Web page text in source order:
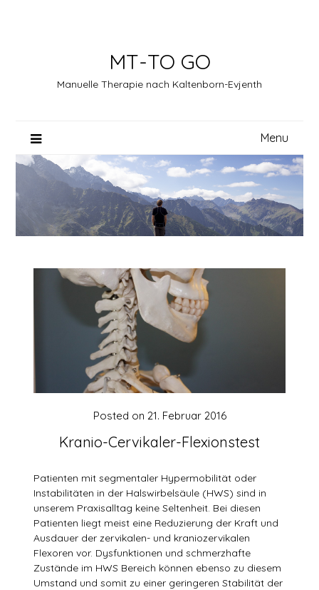
MT-TO GO
Manuelle Therapie nach Kaltenborn-Evjenth
Menu
Kranio-Cervikaler-Flexionstest
Posted on 21. Februar 2016
Patienten mit segmentaler Hypermobilität oder
Instabilitäten in der Halswirbelsäule (HWS) sind in
unserem Praxisalltag keine Seltenheit. Bei diesen
Patienten liegt meist eine Reduzierung der Kraft und
Ausdauer der zervikalen- und kraniozervikalen
Flexoren vor. Dysfunktionen und schmerzhafte
Zustände im HWS Bereich können ebenso zu diesem
Umstand und somit zu einer geringeren Stabilität der